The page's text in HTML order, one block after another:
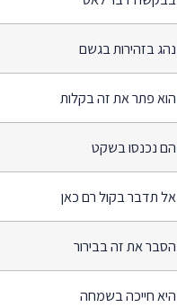
נהג בזהירות בגשם
הוא פתר את זה בקלות
הם נכנסו בשקט
אל תדבר בקול רם כאן
הסבר את זה בבירור
היא חייכה בשמחה